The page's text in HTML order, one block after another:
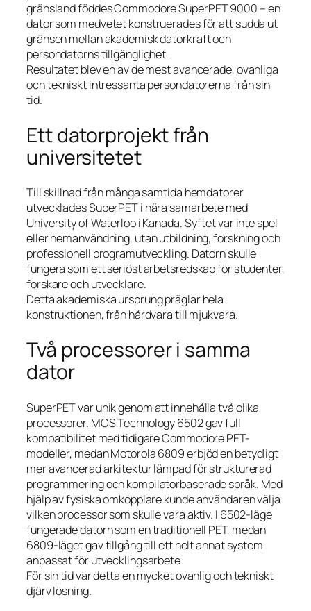
gränsland föddes Commodore SuperPET 9000 – en
dator som medvetet konstruerades för att sudda ut
gränsen mellan akademisk datorkraft och
persondatorns tillgänglighet.
Resultatet blev en av de mest avancerade, ovanliga
och tekniskt intressanta persondatorerna från sin
tid.
Ett datorprojekt från
universitetet
Till skillnad från många samtida hemdatorer
utvecklades SuperPET i nära samarbete med
University of Waterloo i Kanada. Syftet var inte spel
eller hemanvändning, utan utbildning, forskning och
professionell programutveckling. Datorn skulle
fungera som ett seriöst arbetsredskap för studenter,
forskare och utvecklare.
Detta akademiska ursprung präglar hela
konstruktionen, från hårdvara till mjukvara.
Två processorer i samma
dator
SuperPET var unik genom att innehålla två olika
processorer. MOS Technology 6502 gav full
kompatibilitet med tidigare Commodore PET-
modeller, medan Motorola 6809 erbjöd en betydligt
mer avancerad arkitektur lämpad för strukturerad
programmering och kompilatorbaserade språk. Med
hjälp av fysiska omkopplare kunde användaren välja
vilken processor som skulle vara aktiv. I 6502-läge
fungerade datorn som en traditionell PET, medan
6809-läget gav tillgång till ett helt annat system
anpassat för utvecklingsarbete.
För sin tid var detta en mycket ovanlig och tekniskt
djärv lösning.